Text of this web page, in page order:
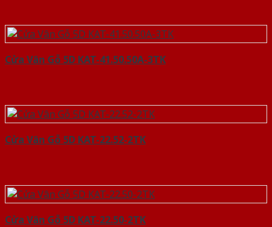
Cửa Vân Gỗ 5D KAT-41.50.50A-3TK
Cửa Vân Gỗ 5D KAT-22.52-2TK
Cửa Vân Gỗ 5D KAT-22.50-2TK